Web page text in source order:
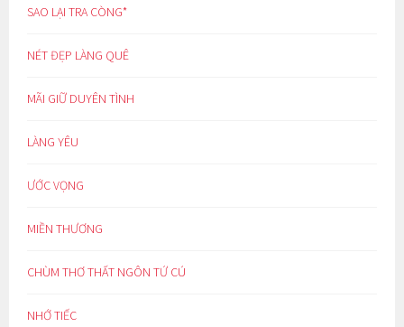
SAO LẠI TRA CÒNG*
NÉT ĐẸP LÀNG QUÊ
MÃI GIỮ DUYÊN TÌNH
LÀNG YÊU
ƯỚC VỌNG
MIỀN THƯƠNG
CHÙM THƠ THẤT NGÔN TỨ CÚ
NHỚ TIẾC